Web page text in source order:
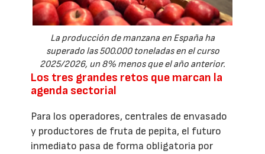
La producción de manzana en España ha
superado las 500.000 toneladas en el curso
2025/2026, un 8% menos que el año anterior.
Los tres grandes retos que marcan la
agenda sectorial
Para los operadores, centrales de envasado
y productores de fruta de pepita, el futuro
inmediato pasa de forma obligatoria por